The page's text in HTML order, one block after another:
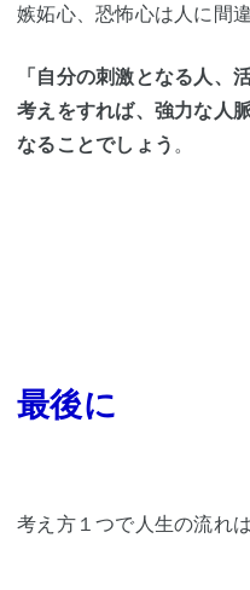
嫉妬心、恐怖心は人に間
「自分の刺激となる人、
考えをすれば、強力な人
なることでしょう 。
最後に
考え方１つで人生の流れ